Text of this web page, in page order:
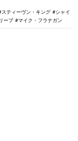
スティーヴン・キング
シャイ
ープ マイク・フラナガン